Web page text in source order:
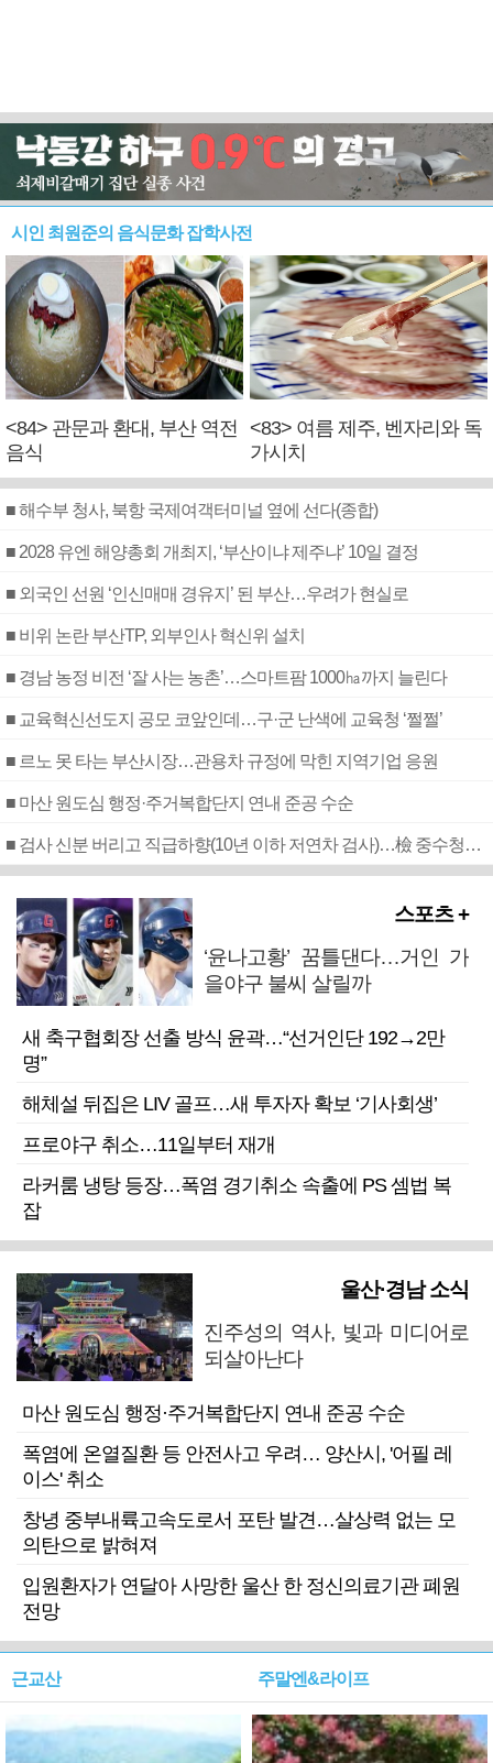
시인 최원준의 음식문화 잡학사전
<84> 관문과 환대, 부산 역전
음식
<83> 여름 제주, 벤자리와 독
가시치
■ 해수부 청사, 북항 국제여객터미널 옆에 선다(종합)
■ 2028 유엔 해양총회 개최지, ‘부산이냐 제주냐’ 10일 결정
■ 외국인 선원 ‘인신매매 경유지’ 된 부산…우려가 현실로
■ 비위 논란 부산TP, 외부인사 혁신위 설치
■ 경남 농정 비전 ‘잘 사는 농촌’…스마트팜 1000㏊까지 늘린다
■ 교육혁신선도지 공모 코앞인데…구·군 난색에 교육청 ‘쩔쩔’
■ 르노 못 타는 부산시장…관용차 규정에 막힌 지역기업 응원
■ 마산 원도심 행정·주거복합단지 연내 준공 수순
■ 검사 신분 버리고 직급하향(10년 이하 저연차 검사)…檢 중수청행 기피
스포츠 +
‘윤나고황’ 꿈틀댄다…거인 가
을야구 불씨 살릴까
새 축구협회장 선출 방식 윤곽…“선거인단 192→2만
명”
해체설 뒤집은 LIV 골프…새 투자자 확보 ‘기사회생’
프로야구 취소…11일부터 재개
라커룸 냉탕 등장…폭염 경기취소 속출에 PS 셈법 복
잡
울산·경남 소식
진주성의 역사, 빛과 미디어로
되살아난다
마산 원도심 행정·주거복합단지 연내 준공 수순
폭염에 온열질환 등 안전사고 우려… 양산시, '어필 레
이스' 취소
창녕 중부내륙고속도로서 포탄 발견…살상력 없는 모
의탄으로 밝혀져
입원환자가 연달아 사망한 울산 한 정신의료기관 폐원
전망
근교산 주말엔&라이프